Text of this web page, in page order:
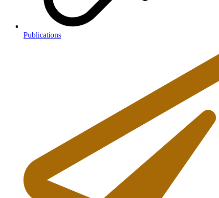
Publications